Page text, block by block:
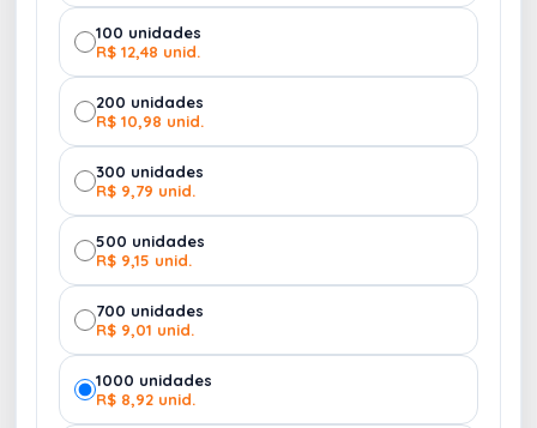
100 unidades
R$ 12,48 unid.
200 unidades
R$ 10,98 unid.
300 unidades
R$ 9,79 unid.
500 unidades
R$ 9,15 unid.
700 unidades
R$ 9,01 unid.
1000 unidades
R$ 8,92 unid.